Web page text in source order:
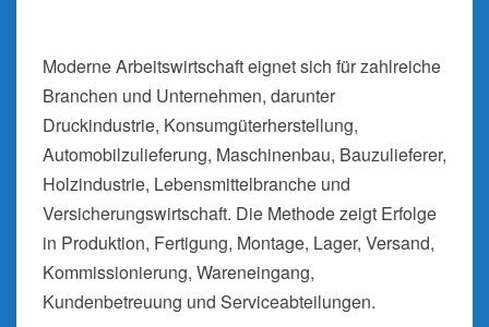
Moderne Arbeitswirtschaft eignet sich für zahlreiche
Branchen und Unternehmen, darunter
Druckindustrie, Konsumgüterherstellung,
Automobilzulieferung, Maschinenbau, Bauzulieferer,
Holzindustrie, Lebensmittelbranche und
Versicherungswirtschaft. Die Methode zeigt Erfolge
in Produktion, Fertigung, Montage, Lager, Versand,
Kommissionierung, Wareneingang,
Kundenbetreuung und Serviceabteilungen.